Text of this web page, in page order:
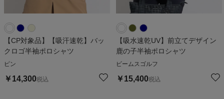
【CP対象品】【吸汗速乾】バッ
クロゴ半袖ポロシャツ
ピン
￥ 14,300税込
【吸水速乾UV】前立てデザイン
鹿の子半袖ポロシャツ
ビームスゴルフ
￥ 15,400税込